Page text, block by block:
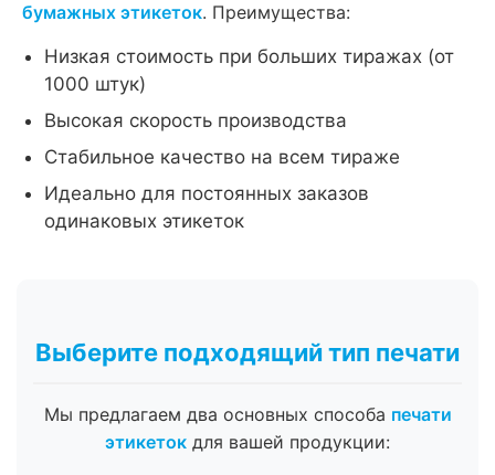
бумажных этикеток. Преимущества:
Низкая стоимость при больших тиражах (от
1000 штук)
Высокая скорость производства
Стабильное качество на всем тираже
Идеально для постоянных заказов
одинаковых этикеток
Выберите подходящий тип печати
Мы предлагаем два основных способа печати
этикеток для вашей продукции: